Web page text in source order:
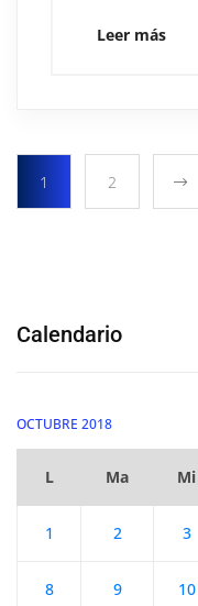
Leer más
1 2
Calendario
OCTUBRE 2018
L Ma Mi
1 2 3
8 9 10